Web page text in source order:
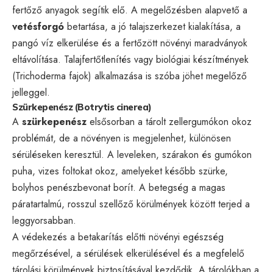
fertőző anyagok segítik elő. A megelőzésben alapvető a
vetésforgó betartása, a jó talajszerkezet kialakítása, a
pangó víz elkerülése és a fertőzött növényi maradványok
eltávolítása. Talajfertőtlenítés vagy biológiai készítmények
(Trichoderma fajok) alkalmazása is szóba jöhet megelőző
jelleggel.
Szürkepenész (Botrytis cinerea)
A szürkepenész elsősorban a tárolt zellergumókon okoz
problémát, de a növényen is megjelenhet, különösen
sérüléseken keresztül. A leveleken, szárakon és gumókon
puha, vizes foltokat okoz, amelyeket később szürke,
bolyhos penészbevonat borít. A betegség a magas
páratartalmú, rosszul szellőző körülmények között terjed a
leggyorsabban.
A védekezés a betakarítás előtti növényi egészség
megőrzésével, a sérülések elkerülésével és a megfelelő